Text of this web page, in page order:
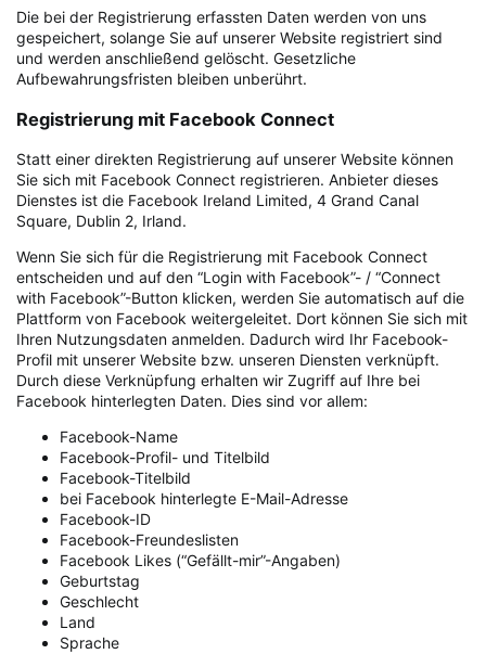
Die bei der Registrierung erfassten Daten werden von uns
gespeichert, solange Sie auf unserer Website registriert sind
und werden anschließend gelöscht. Gesetzliche
Aufbewahrungsfristen bleiben unberührt.
Registrierung mit Facebook Connect
Statt einer direkten Registrierung auf unserer Website können
Sie sich mit Facebook Connect registrieren. Anbieter dieses
Dienstes ist die Facebook Ireland Limited, 4 Grand Canal
Square, Dublin 2, Irland.
Wenn Sie sich für die Registrierung mit Facebook Connect
entscheiden und auf den “Login with Facebook”- / “Connect
with Facebook”-Button klicken, werden Sie automatisch auf die
Plattform von Facebook weitergeleitet. Dort können Sie sich mit
Ihren Nutzungsdaten anmelden. Dadurch wird Ihr Facebook-
Profil mit unserer Website bzw. unseren Diensten verknüpft.
Durch diese Verknüpfung erhalten wir Zugriff auf Ihre bei
Facebook hinterlegten Daten. Dies sind vor allem:
Facebook-Name
Facebook-Profil- und Titelbild
Facebook-Titelbild
bei Facebook hinterlegte E-Mail-Adresse
Facebook-ID
Facebook-Freundeslisten
Facebook Likes (“Gefällt-mir”-Angaben)
Geburtstag
Geschlecht
Land
Sprache